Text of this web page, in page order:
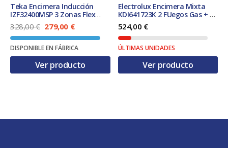
Teka Encimera Inducción
IZF32400MSP 3 Zonas Flex
30x51cm Biselada
328,00€ E
l
p
r
c
g
279,00 €E
l
p
r
e
c
u
DISPONIBLE EN FÁBRICA
Ver producto
Electrolux Encimera Mixta
KDI641723K 2 FUegos Gas + 2
Zonas Inuddción
524,00 €
ÚLTIMAS UNIDADES
Ver producto